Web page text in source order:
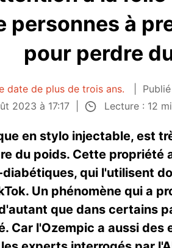
personnes à
pour perdre
date de plus de trois ans.
2023 à 17:17
Lecture : 12
en stylo injectable, est
du poids. Cette
qui l'utilisent
Un phénomène qui a
que dans certains
Car l'Ozempic a aussi